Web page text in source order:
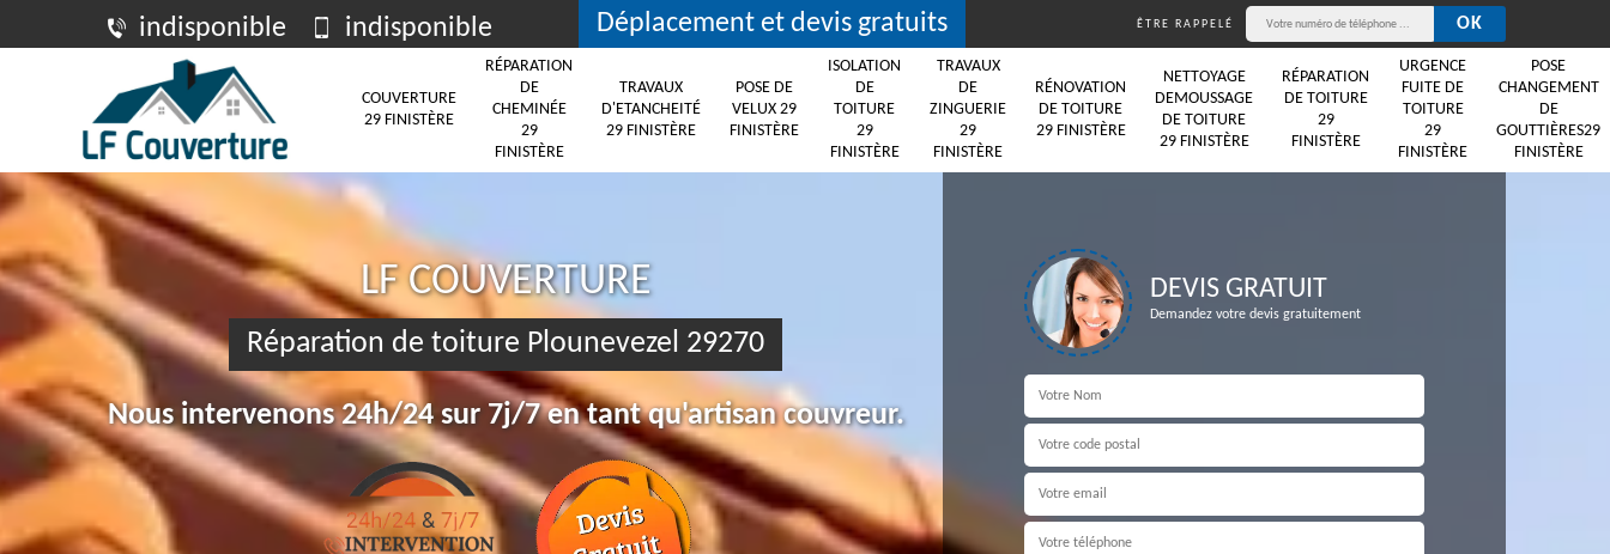
indisponible indisponible Déplacement et devis gratuits ÊTRE RAPPELÉ
COUVERTURE
29 FINISTÈRE
RÉPARATION
DE
CHEMINÉE
29
FINISTÈRE
TRAVAUX
D'ETANCHEITÉ
29 FINISTÈRE
POSE DE
VELUX 29
FINISTÈRE
ISOLATION
DE
TOITURE
29
FINISTÈRE
TRAVAUX
DE
ZINGUERIE
29
FINISTÈRE
RÉNOVATION
DE TOITURE
29 FINISTÈRE
NETTOYAGE
DEMOUSSAGE
DE TOITURE
29 FINISTÈRE
RÉPARATION
DE TOITURE
29
FINISTÈRE
URGENCE
FUITE DE
TOITURE
29
FINISTÈRE
POSE
CHANGEMENT
DE
GOUTTIÈRES29
FINISTÈRE
LF COUVERTURE
Réparation de toiture Plounevezel 29270
Nous intervenons 24h/24 sur 7j/7 en tant qu'artisan couvreur.
DEVIS GRATUIT
Demandez votre devis gratuitement